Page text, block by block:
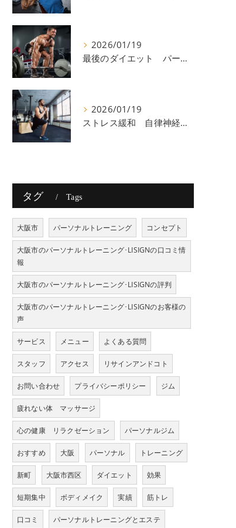
2026/01/19
最後のダイエット パーソナルトレーニング 八尾
2026/01/19
ストレス緩和 自律神経 八尾
タグ Tags
大阪市 パーソナルトレーニング コンセプト
大阪市のパーソナルトレーニング･LISIGNの口コミ情
報
大阪市のパーソナルトレーニング･LISIGNの評判
大阪市のパーソナルトレーニング･LISIGNのお客様の
声
サービス メニュー よくある質問
スタッフ アクセス リサインアンドコト
お問い合わせ プライバシーポリシー ジム
疲れない体 マッサージ
心の健康 リラクゼーション パーソナルジム
おすすめ 大阪 パーソナル トレーニング
新町 大阪市西区 ダイエット 効果
短期集中 ボディメイク 実績 筋トレ
口コミ パーソナルトレーニングとエステ